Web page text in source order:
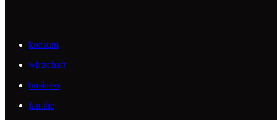
konsum
wirtschaft
business
familie